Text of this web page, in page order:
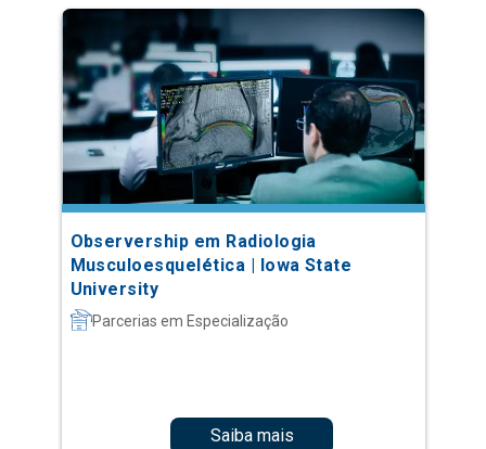
Observership em Radiologia
Musculoesquelética | Iowa State
University
Parcerias em Especialização
Saiba mais